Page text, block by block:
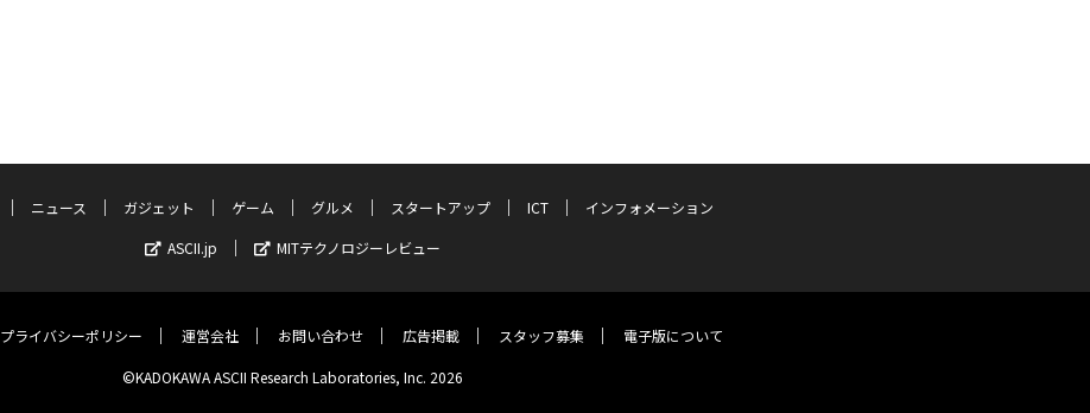
ニュース ガジェット ゲーム グルメ スタートアップ ICT
インフォメーション
ASCII.jp
MITテクノロジーレビュー
プライバシーポリシー 運営会社 お問い合わせ 広告掲載 スタッフ募集 電子版について
©KADOKAWA ASCII Research Laboratories, Inc. 2026